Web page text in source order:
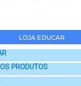
LOJA EDUCAR
PRODUTOS